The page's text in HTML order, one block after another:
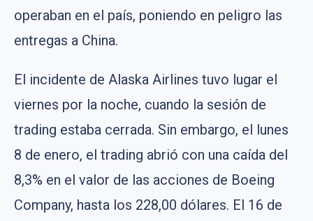
operaban en el país, poniendo en peligro las
entregas a China.
El incidente de Alaska Airlines tuvo lugar el
viernes por la noche, cuando la sesión de
trading estaba cerrada. Sin embargo, el lunes
8 de enero, el trading abrió con una caída del
8,3% en el valor de las acciones de Boeing
Company, hasta los 228,00 dólares. El 16 de